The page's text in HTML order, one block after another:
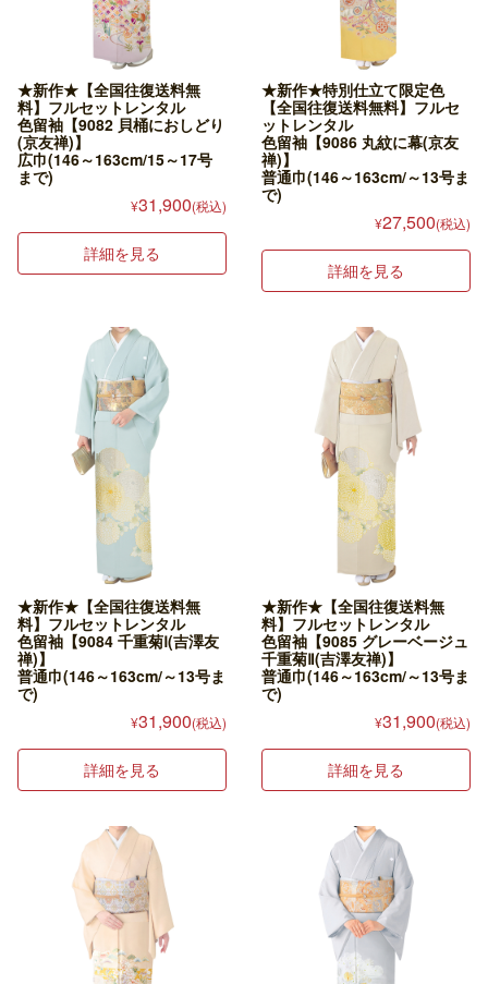
★新作★【全国往復送料無
料】フルセットレンタル
色留袖【9082 貝桶におしどり
(京友禅)】
広巾(146～163cm/15～17号
まで)
¥31,900(税込)
詳細を見る
★新作★特別仕立て限定色
【全国往復送料無料】フルセ
ットレンタル
色留袖【9086 丸紋に幕(京友
禅)】
普通巾(146～163cm/～13号ま
で)
¥27,500(税込)
詳細を見る
★新作★【全国往復送料無
料】フルセットレンタル
色留袖【9084 千重菊Ⅰ(吉澤友
禅)】
普通巾(146～163cm/～13号ま
で)
¥31,900(税込)
詳細を見る
★新作★【全国往復送料無
料】フルセットレンタル
色留袖【9085 グレーベージュ
千重菊Ⅱ(吉澤友禅)】
普通巾(146～163cm/～13号ま
で)
¥31,900(税込)
詳細を見る